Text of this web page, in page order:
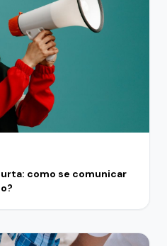
como se comunicar